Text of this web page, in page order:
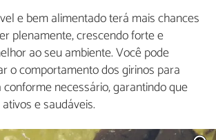
e bem alimentado terá mais chances
plenamente, crescendo forte e
ao seu ambiente. Você pode
o comportamento dos girinos para
necessário, garantindo que
e saudáveis.